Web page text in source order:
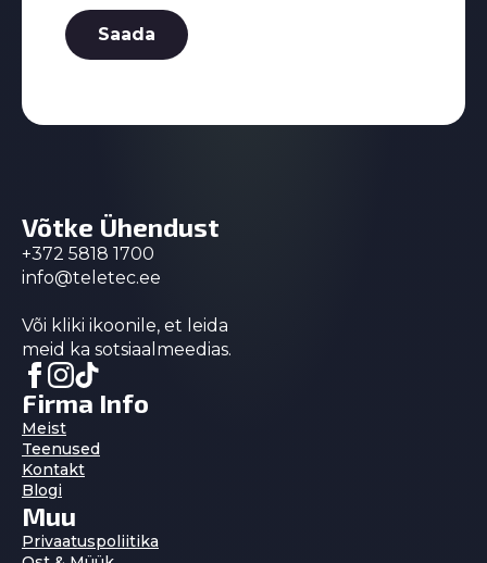
Saada
Võtke Ühendust
+372 5818 1700
info@teletec.ee
Või kliki ikoonile, et leida
meid ka sotsiaalmeedias.
Firma Info
Meist
Teenused
Kontakt
Blogi
Muu
Privaatuspoliitika